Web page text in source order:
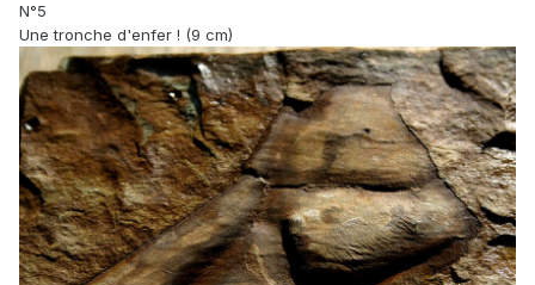
N°5
Une tronche d'enfer ! (9 cm)